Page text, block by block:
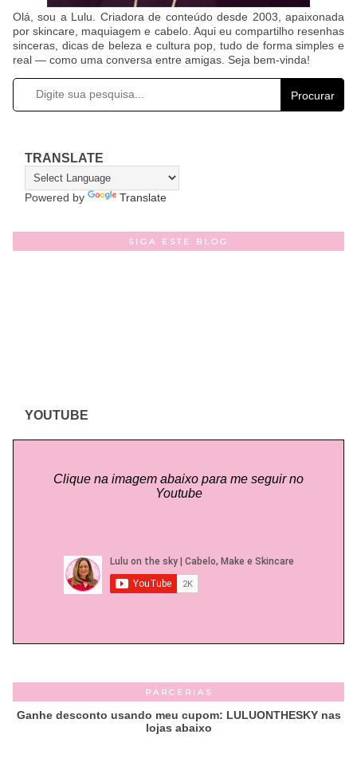
Olá, sou a Lulu. Criadora de conteúdo desde 2003, apaixonada
por skincare, maquiagem e cabelo. Aqui eu compartilho resenhas
sinceras, dicas de beleza e cultura pop, tudo de forma simples e
real — como uma conversa entre amigas. Seja bem-vinda!
Procurar
TRANSLATE
Powered by Translate
SIGA ESTE BLOG
YOUTUBE
Clique na imagem abaixo para me seguir no
Youtube
PARCERIAS
Ganhe desconto usando meu cupom: LULUONTHESKY nas
lojas abaixo